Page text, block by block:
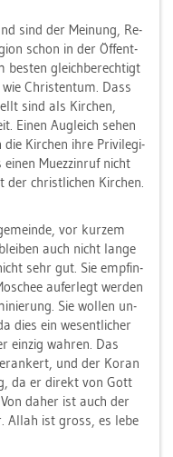
sind der Mei­nung, Re­
schon in der Öf­fent­
bes­ten gleich­be­rech­tigt
Chris­ten­tum. Dass
sind als Kir­chen,
Einen Augleich sehen
die Kir­chen ihre Pri­vi­le­gi­
Mu­ez­zin­ruf nicht
christ­li­chen Kir­chen.
vor kur­zem
auch nicht lange
sehr gut. Sie emp­fin­
auf­er­legt wer­den
Sie wol­len un­
dies ein we­sent­li­cher
ein­zig wah­ren. Das
und der Koran
da er di­rekt von Gott
daher ist auch der
Allah ist gross, es lebe